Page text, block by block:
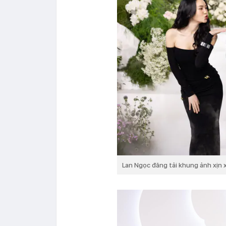
Lan Ngọc đăng tải khung ảnh